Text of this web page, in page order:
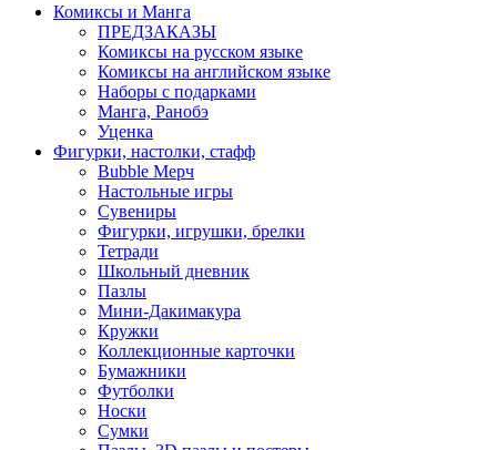
Комиксы и Манга
ПРЕДЗАКАЗЫ
Комиксы на русском языке
Комиксы на английском языке
Наборы с подарками
Манга, Ранобэ
Уценка
Фигурки, настолки, стафф
Bubble Мерч
Настольные игры
Сувениры
Фигурки, игрушки, брелки
Тетради
Школьный дневник
Пазлы
Мини-Дакимакура
Кружки
Коллекционные карточки
Бумажники
Футболки
Носки
Сумки